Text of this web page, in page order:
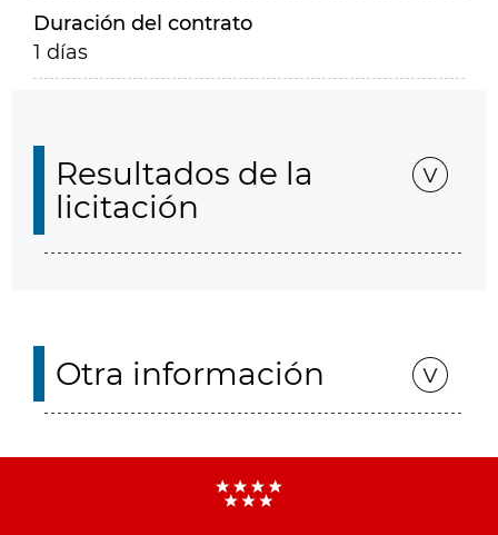
Duración del contrato
1 días
Resultados de la
licitación
Otra información